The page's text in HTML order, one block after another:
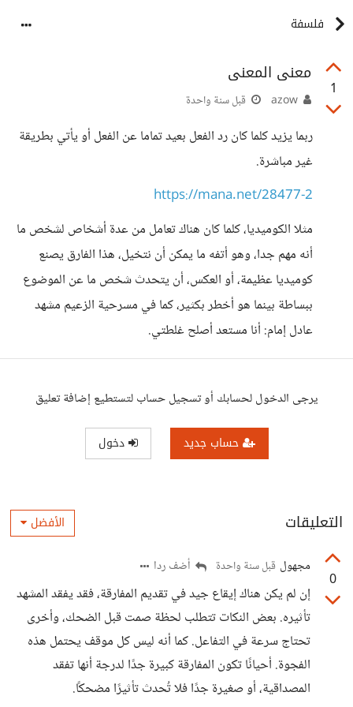
فلسفة
1
معنى المعنى
قبل سنة واحدة
ربما يزيد كلما كان رد الفعل بعيد تماما عن الفعل أو يأتي بطريقة
غير مباشرة.
https://mana.net/28477-2
مثلا الكوميديا، كلما كان هناك تعامل من عدة أشخاص لشخص ما
أنه مهم جدا، وهو أتفه ما يمكن أن نتخيل، هذا الفارق يصنع
كوميديا عظيمة، أو العكس، أن يتحدث شخص ما عن الموضوع
ببساطة بينما هو أخطر بكثير، كما في مسرحية الزعيم مشهد
عادل إمام: أنا مستعد أصلح غلطتي.
يرجى الدخول لحسابك أو تسجيل حساب لتستطيع إضافة تعليق
حساب جديد دخول
التعليقات الأفضل
0
مجهول قبل سنة واحدة أضف ردا
إن لم يكن هناك إيقاع جيد في تقديم المفارقة، فقد يفقد المشهد
تأثيره. بعض النكات تتطلب لحظة صمت قبل الضحك، وأخرى
تحتاج سرعة في التفاعل. كما أنه ليس كل موقف يحتمل هذه
الفجوة. أحيانًا تكون المفارقة كبيرة جدًا لدرجة أنها تفقد
المصداقية، أو صغيرة جدًا فلا تُحدث تأثيرًا مضحكًا.